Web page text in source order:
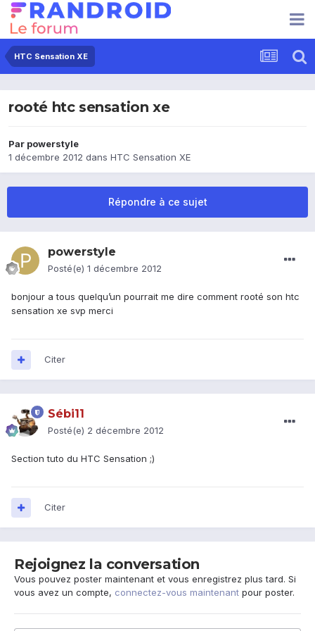
HTC Sensation XE
rooté htc sensation xe
Par powerstyle
1 décembre 2012 dans HTC Sensation XE
Répondre à ce sujet
powerstyle
Posté(e) 1 décembre 2012
bonjour a tous quelqu’un pourrait me dire comment rooté son htc
sensation xe svp merci
Citer
Sébi11
Posté(e) 2 décembre 2012
Section tuto du HTC Sensation ;)
Citer
Rejoignez la conversation
Vous pouvez poster maintenant et vous enregistrez plus tard. Si
vous avez un compte, connectez-vous maintenant pour poster.